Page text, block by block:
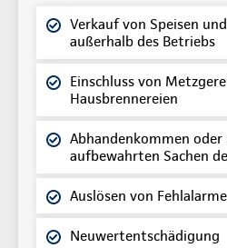
Verkauf von Speisen
außerhalb des Betriebs
Einschluss von
Hausbrennereien
Abhandenkommen oder
aufbewahrten Sachen
Auslösen von
Neuwertentschädigung